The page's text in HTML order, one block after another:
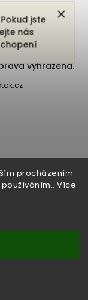
procházením
Více
jste
nás
vyhrazena.